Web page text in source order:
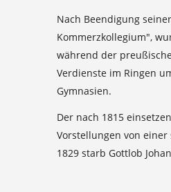
Nach Beendigung
Kommerzkollegium",
während der
Verdienste im Ringen
Gymnasien.
Der nach 1815
Vorstellungen von
1829 starb Gottlob